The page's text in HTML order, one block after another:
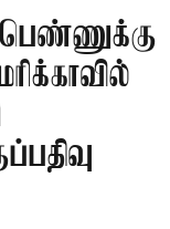
பெண்ணுக்கு